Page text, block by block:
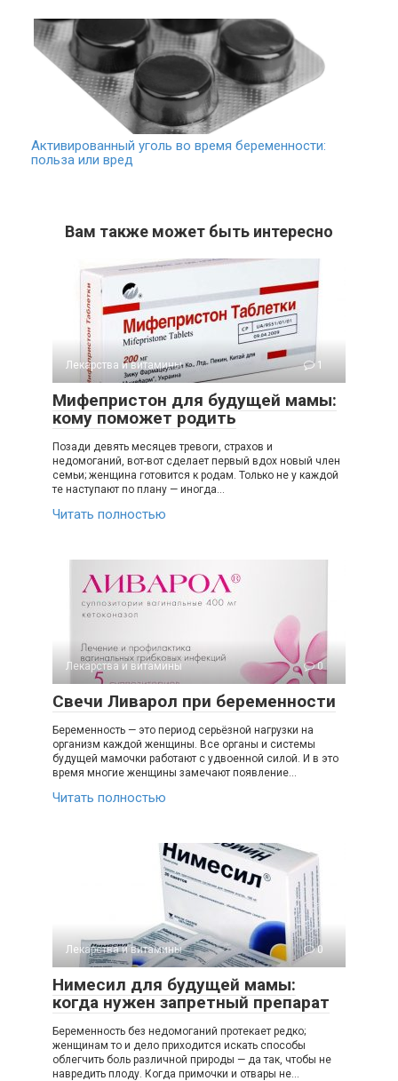
Активированный уголь во время беременности:
польза или вред
Вам также может быть интересно
Лекарства и витамины 1
Мифепристон для будущей мамы:
кому поможет родить
Позади девять месяцев тревоги, страхов и
недомоганий, вот-вот сделает первый вдох новый член
семьи; женщина готовится к родам. Только не у каждой
те наступают по плану — иногда…
Читать полностью
Лекарства и витамины 0
Свечи Ливарол при беременности
Беременность — это период серьёзной нагрузки на
организм каждой женщины. Все органы и системы
будущей мамочки работают с удвоенной силой. И в это
время многие женщины замечают появление…
Читать полностью
Лекарства и витамины 0
Нимесил для будущей мамы:
когда нужен запретный препарат
Беременность без недомоганий протекает редко;
женщинам то и дело приходится искать способы
облегчить боль различной природы — да так, чтобы не
навредить плоду. Когда примочки и отвары не…